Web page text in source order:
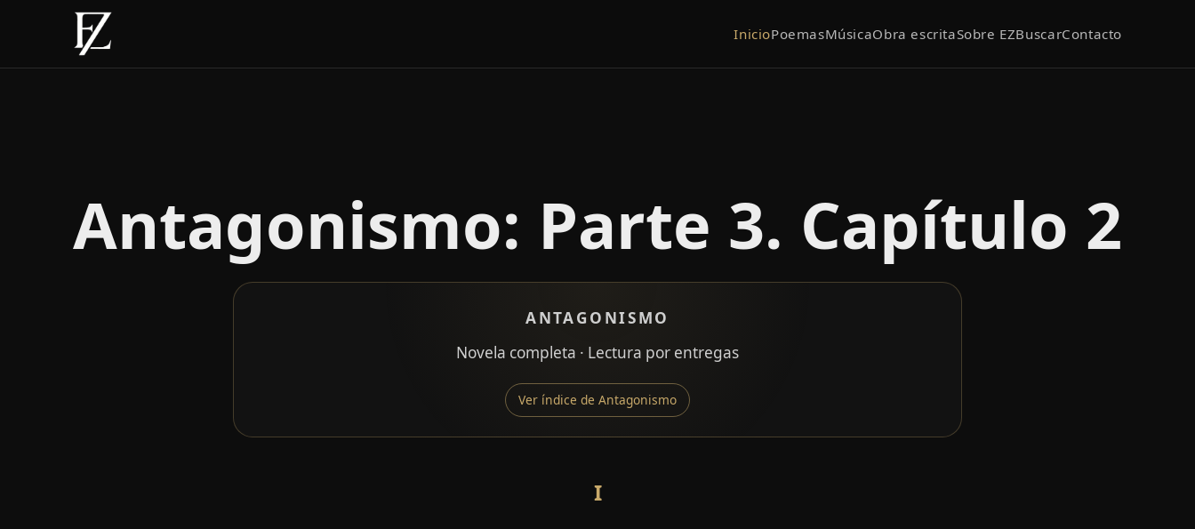
InicioPoemasMúsicaObra escritaSobre EZBuscarContacto
Antagonismo: Parte 3. Capítulo 2
ANTAGONISMO
Novela completa · Lectura por entregas
Ver índice de Antagonismo
I